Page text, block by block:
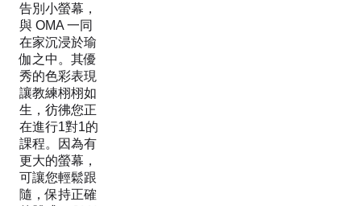
告別小螢幕，
與 OMA 一同
在家沉浸於瑜
伽之中。其優
秀的色彩表現
讓教練栩栩如
生，彷彿您正
在進行1對1的
課程。因為有
更大的螢幕，
可讓您輕鬆跟
隨，保持正確